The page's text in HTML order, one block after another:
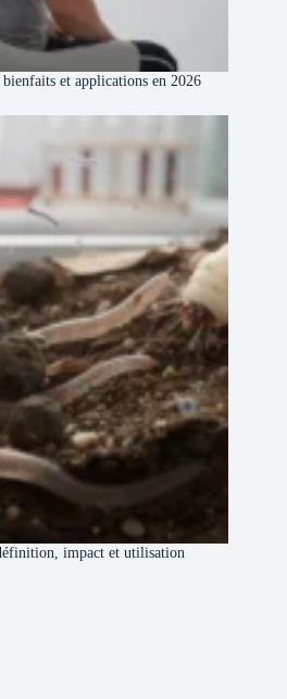
et applications en 2026
impact et utilisation